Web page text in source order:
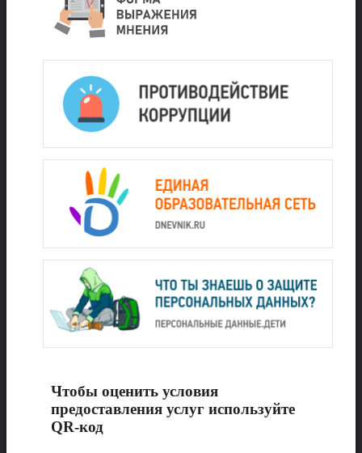
Чтобы оценить условия
предоставления услуг используйте
QR-код